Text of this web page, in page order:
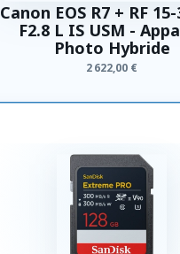
Canon EOS R7 + RF
F2.8 L IS USM -
Photo Hybride
2 622,00 €